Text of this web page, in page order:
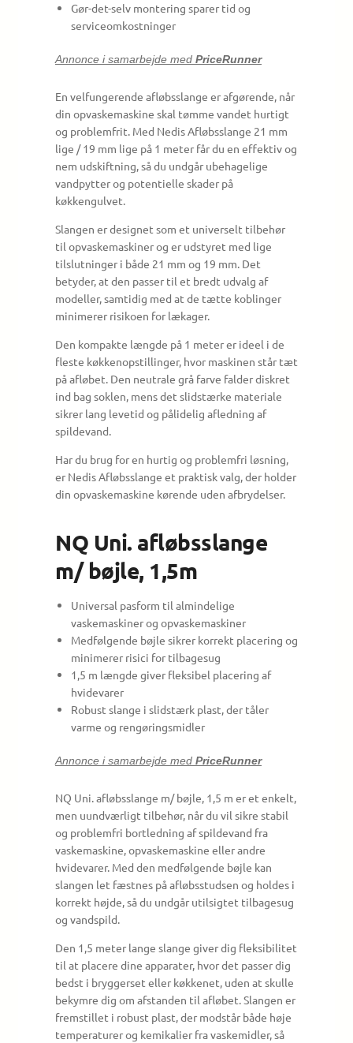
Gør-det-selv montering sparer tid og
serviceomkostninger
Annonce i samarbejde med PriceRunner
En velfungerende afløbsslange er afgørende, når
din opvaskemaskine skal tømme vandet hurtigt
og problemfrit. Med Nedis Afløbsslange 21 mm
lige / 19 mm lige på 1 meter får du en effektiv og
nem udskiftning, så du undgår ubehagelige
vandpytter og potentielle skader på
køkkengulvet.
Slangen er designet som et universelt tilbehør
til opvaskemaskiner og er udstyret med lige
tilslutninger i både 21 mm og 19 mm. Det
betyder, at den passer til et bredt udvalg af
modeller, samtidig med at de tætte koblinger
minimerer risikoen for lækager.
Den kompakte længde på 1 meter er ideel i de
fleste køkkenopstillinger, hvor maskinen står tæt
på afløbet. Den neutrale grå farve falder diskret
ind bag soklen, mens det slidstærke materiale
sikrer lang levetid og pålidelig afledning af
spildevand.
Har du brug for en hurtig og problemfri løsning,
er Nedis Afløbsslange et praktisk valg, der holder
din opvaskemaskine kørende uden afbrydelser.
NQ Uni. afløbsslange
m/ bøjle, 1,5m
Universal pasform til almindelige
vaskemaskiner og opvaskemaskiner
Medfølgende bøjle sikrer korrekt placering og
minimerer risici for tilbagesug
1,5 m længde giver fleksibel placering af
hvidevarer
Robust slange i slidstærk plast, der tåler
varme og rengøringsmidler
Annonce i samarbejde med PriceRunner
NQ Uni. afløbsslange m/ bøjle, 1,5 m er et enkelt,
men uundværligt tilbehør, når du vil sikre stabil
og problemfri bortledning af spildevand fra
vaskemaskine, opvaskemaskine eller andre
hvidevarer. Med den medfølgende bøjle kan
slangen let fæstnes på afløbsstudsen og holdes i
korrekt højde, så du undgår utilsigtet tilbagesug
og vandspild.
Den 1,5 meter lange slange giver dig fleksibilitet
til at placere dine apparater, hvor det passer dig
bedst i bryggerset eller køkkenet, uden at skulle
bekymre dig om afstanden til afløbet. Slangen er
fremstillet i robust plast, der modstår både høje
temperaturer og kemikalier fra vaskemidler, så